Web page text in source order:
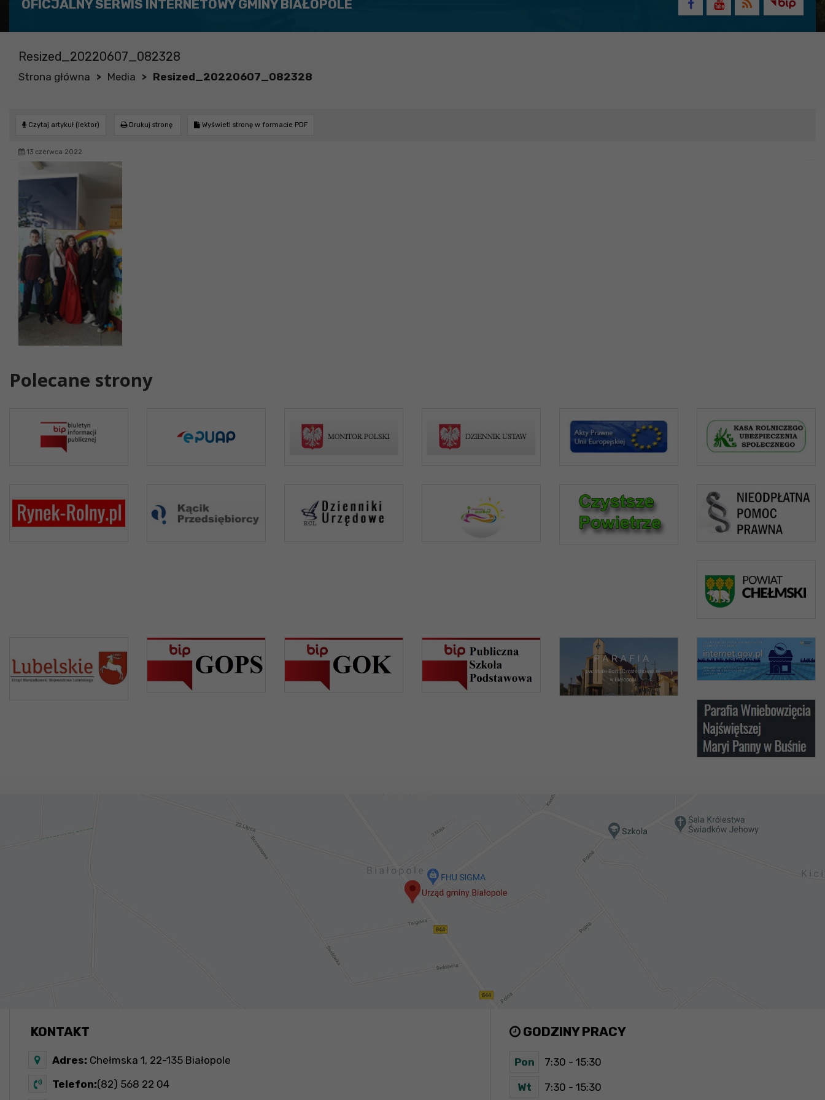
OFICJALNY SERWIS INTERNETOWY GMINY BIAŁOPOLE
Resized_20220607_082328
Strona główna > Media > Resized_20220607_082328
Czytaj artykuł (lektor) Drukuj stronę Wyświetl stronę w formacie PDF
13 czerwca 2022
Polecane strony
KONTAKT
Adres: Chełmska 1, 22-135 Białopole
Telefon:(82) 568 22 04
GODZINY PRACY
Pon 7:30 - 15:30
Wt 7:30 - 15:30